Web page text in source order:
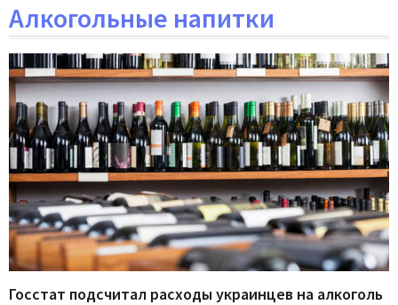
Алкогольные напитки
Госстат подсчитал расходы украинцев на алкоголь